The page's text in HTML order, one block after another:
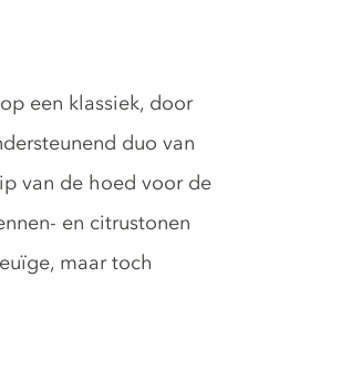
een klassiek, door
duo van
van de hoed voor de
en citrustonen
maar toch